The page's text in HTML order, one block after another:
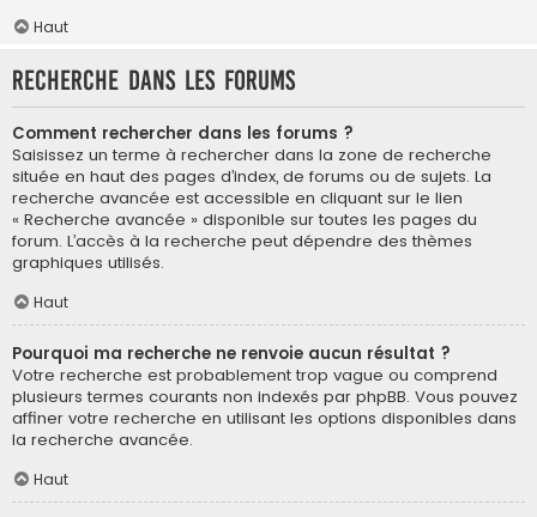
Haut
Recherche dans les forums
Comment rechercher dans les forums ?
Saisissez un terme à rechercher dans la zone de recherche
située en haut des pages d’index, de forums ou de sujets. La
recherche avancée est accessible en cliquant sur le lien
« Recherche avancée » disponible sur toutes les pages du
forum. L’accès à la recherche peut dépendre des thèmes
graphiques utilisés.
Haut
Pourquoi ma recherche ne renvoie aucun résultat ?
Votre recherche est probablement trop vague ou comprend
plusieurs termes courants non indexés par phpBB. Vous pouvez
affiner votre recherche en utilisant les options disponibles dans
la recherche avancée.
Haut